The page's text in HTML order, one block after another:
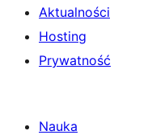
Aktualności
Hosting
Prywatność
Nauka